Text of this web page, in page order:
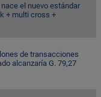
el nuevo estándar
+ multi cross +
de transacciones
alcanzaría G. 79,27